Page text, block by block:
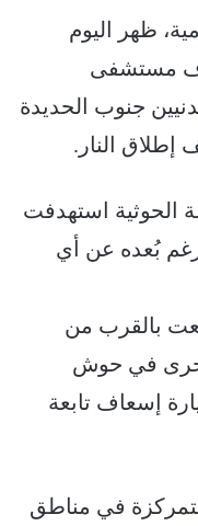
ظهر اليوم
مستشفى
جنوب الحديدة
النار.
الحوثية استهدفت
بُعده عن أي
بالقرب من
في حوش
إسعاف تابعة
في مناطق